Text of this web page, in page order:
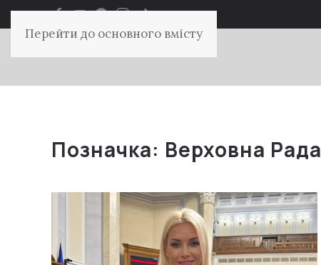
Перейти до основного вмісту
Позначка: Верховна Рада